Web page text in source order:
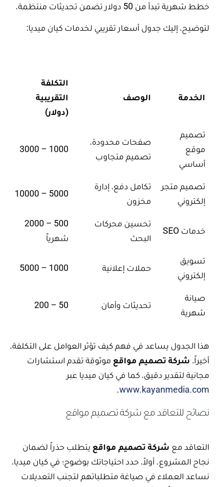
خطط شهرية تبدأ من 50 دولار تضمن تحديثات منتظمة.
لتوضيح، إليك جدول أسعار تقريبي لخدمات كيان ميديا:
الخدمة الوصف
التكلفة
التقريبية
(دولار)
تصميم
موقع
أساسي
صفحات محدودة،
تصميم متجاوب
1000 – 3000
تصميم متجر
إلكتروني
تكامل دفع، إدارة
مخزون
5000 – 10000
خدمات SEO
تحسين محركات
البحث
500 – 2000
شهرياً
تسويق
إلكتروني
حملات إعلانية 1000 – 5000
صيانة
شهرية
تحديثات وأمان 50 – 200
هذا الجدول يساعد في فهم كيف تؤثر العوامل على التكلفة.
أخيراً، شركة تصميم مواقع موثوقة تقدم استشارات
مجانية لتقدير دقيق، كما في كيان ميديا عبر
www.kayanmedia.com
.
نصائح للتعاقد مع شركة تصميم مواقع
التعاقد مع شركة تصميم مواقع يتطلب حذراً لضمان
نجاح المشروع. أولاً، حدد احتياجاتك بوضوح؛ في كيان ميديا،
نساعد العملاء في صياغة متطلباتهم لتجنب التعديلات